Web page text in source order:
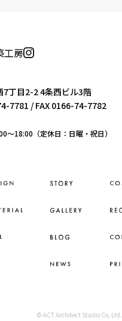
工房
7丁目2-2 4条西ビル3階
7781 / FAX 0166-74-7782
〜18:00（定休日：日曜・祝日）
© ACT Architect Studio Co, Ltd.